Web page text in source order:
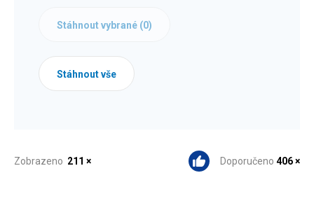
Stáhnout vybrané (0)
Stáhnout vše
Zobrazeno 211 × Doporučeno 406 ×